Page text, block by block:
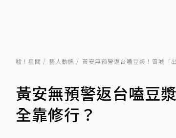
噓！星聞 藝人動態 黃安無預警返台嗑豆漿！曾喊「
黃安無預警返台嗑豆
全靠修行？